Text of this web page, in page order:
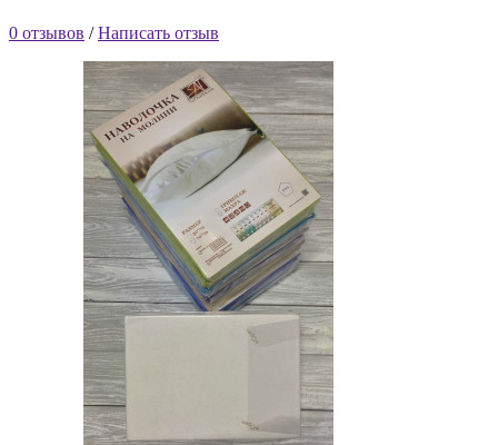
0 отзывов /Написать отзыв